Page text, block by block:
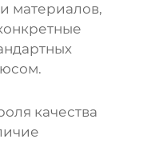
материалов,
качества